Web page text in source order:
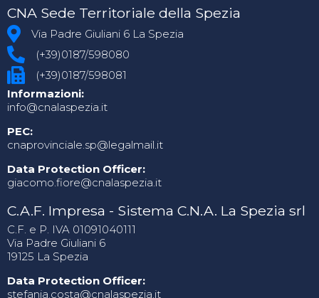
CNA Sede Territoriale della Spezia
Via Padre Giuliani 6 La Spezia
(+39)0187/598080
(+39)0187/598081
Informazioni:
info@cnalaspezia.it
PEC:
cnaprovinciale.sp@legalmail.it
Data Protection Officer:
giacomo.fiore@cnalaspezia.it
C.A.F. Impresa - Sistema C.N.A. La Spezia srl
C.F. e P. IVA 01091040111
Via Padre Giuliani 6
19125 La Spezia
Data Protection Officer:
stefania.costa@cnalaspezia.it